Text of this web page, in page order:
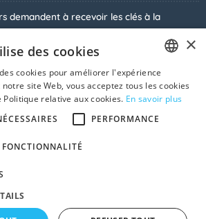
demandent à recevoir les clés à la
de vente.
rente viagère.
louée.
Vendre-Ma-Maison.be
FRENCH
DUTCH
×
des cookies
cookies pour améliorer l'expérience
site Web, vous acceptez tous les cookies
relative aux cookies. En savoir plus
PERFORMANCE
FONCTIONNALITÉ